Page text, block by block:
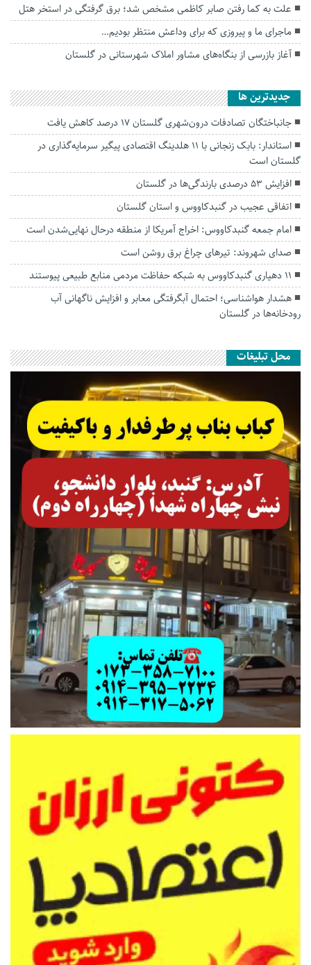
علت به کما رفتن صابر کاظمی مشخص شد؛ برق گرفتگی در استخر هتل
ماجرای ما و پیروزی که برای وداعش منتظر بودیم…
آغاز بازرسی از بنگاه‌های مشاور املاک شهرستانی در گلستان
جديدترين ها
جانباختگان تصادفات درون‌شهری گلستان ۱۷ درصد کاهش یافت
استاندار: بابک زنجانی با ۱۱ هلدینگ اقتصادی پیگیر سرمایه‌گذاری در
گلستان است
افزایش ۵۳ درصدی بارندگی‌ها در گلستان
اتفاقی عجیب در‌ گنبدکاووس و استان گلستان
امام جمعه گنبدکاووس: اخراج آمریکا از منطقه درحال نهایی‌شدن است
صدای شهروند: تیرهای چراغ برق روشن است
۱۱ دهیاری گنبدکاووس به شبکه حفاظت مردمی منابع طبیعی پیوستند
هشدار هواشناسی؛ احتمال آبگرفتگی معابر و افزایش ناگهانی آب
رودخانه‌ها در گلستان
محل تبلیغات